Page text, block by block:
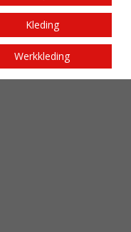
Kleding
Werkkleding